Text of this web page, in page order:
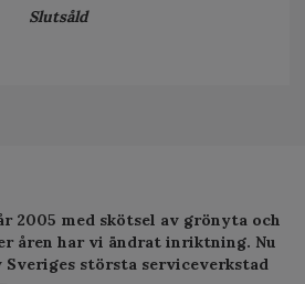
Slutsåld
2005 med skötsel av grönyta och
åren har vi ändrat inriktning. Nu
största serviceverkstad